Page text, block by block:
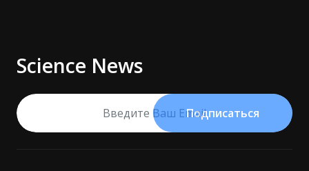
Science News
Подписаться